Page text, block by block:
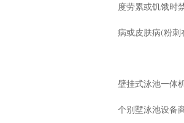
度劳累或饥饿时
病或皮肤病(粉
壁挂式泳池一体
个别墅泳池设备